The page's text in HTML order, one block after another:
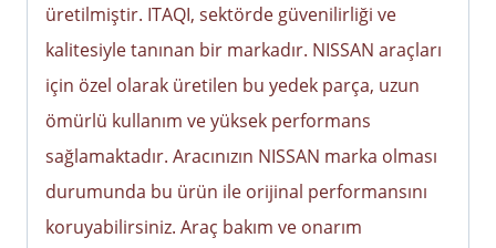
üretilmiştir. ITAQI, sektörde güvenilirliği ve
kalitesiyle tanınan bir markadır. NISSAN araçları
için özel olarak üretilen bu yedek parça, uzun
ömürlü kullanım ve yüksek performans
sağlamaktadır. Aracınızın NISSAN marka olması
durumunda bu ürün ile orijinal performansını
koruyabilirsiniz. Araç bakım ve onarım